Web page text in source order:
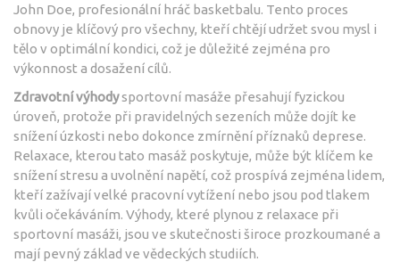
John Doe, profesionální hráč basketbalu. Tento proces
obnovy je klíčový pro všechny, kteří chtějí udržet svou mysl i
tělo v optimální kondici, což je důležité zejména pro
výkonnost a dosažení cílů.
Zdravotní výhodysportovní masáže přesahují fyzickou
úroveň, protože při pravidelných sezeních může dojít ke
snížení úzkosti nebo dokonce zmírnění příznaků deprese.
Relaxace, kterou tato masáž poskytuje, může být klíčem ke
snížení stresu a uvolnění napětí, což prospívá zejména lidem,
kteří zažívají velké pracovní vytížení nebo jsou pod tlakem
kvůli očekáváním. Výhody, které plynou z relaxace při
sportovní masáži, jsou ve skutečnosti široce prozkoumané a
mají pevný základ ve vědeckých studiích.